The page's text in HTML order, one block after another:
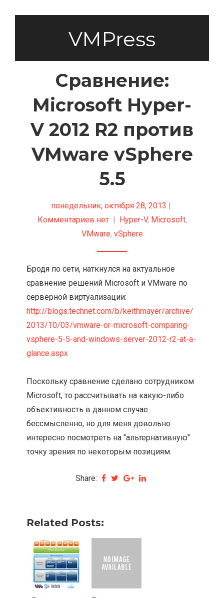
VMPress
Сравнение:
Microsoft Hyper-
V 2012 R2 против
VMware vSphere
5.5
понедельник, октября 28, 2013 |
Комментариев нет | Hyper-V, Microsoft,
VMware, vSphere
Бродя по сети, наткнулся на актуальное
сравнение решений Microsoft и VMware по
серверной виртуализации:
http://blogs.technet.com/b/keithmayer/archive/
2013/10/03/vmware-or-microsoft-comparing-
vsphere-5-5-and-windows-server-2012-r2-at-a-
glance.aspx
Поскольку сравнение сделано сотрудником
Microsoft, то рассчитывать на какую-либо
объективность в данном случае
бессмысленно, но для меня довольно
интересно посмотреть на "альтернативную"
точку зрения по некоторым позициям.
Share:
Related Posts: